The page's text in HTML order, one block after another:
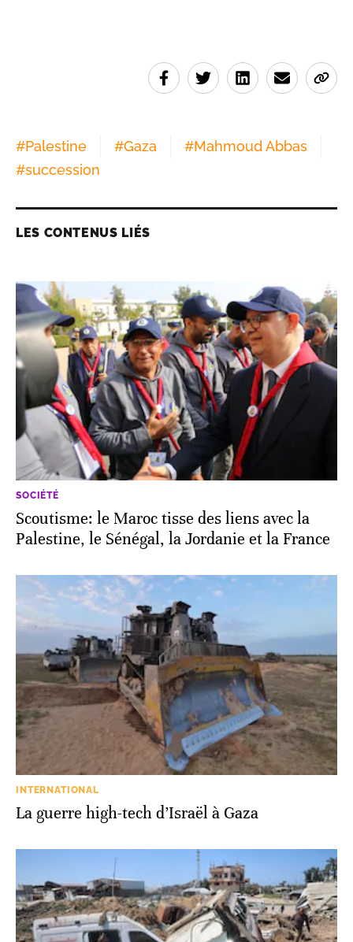
#Palestine #Gaza #Mahmoud Abbas
#succession
LES CONTENUS LIÉS
SOCIÉTÉ
Scoutisme: le Maroc tisse des liens avec la
Palestine, le Sénégal, la Jordanie et la France
INTERNATIONAL
La guerre high-tech d’Israël à Gaza